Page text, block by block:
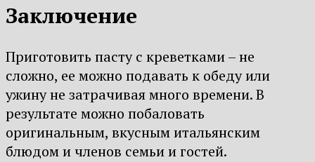
Заключение
Приготовить пасту с креветками – не
сложно, ее можно подавать к обеду или
ужину не затрачивая много времени. В
результате можно побаловать
оригинальным, вкусным итальянским
блюдом и членов семьи и гостей.